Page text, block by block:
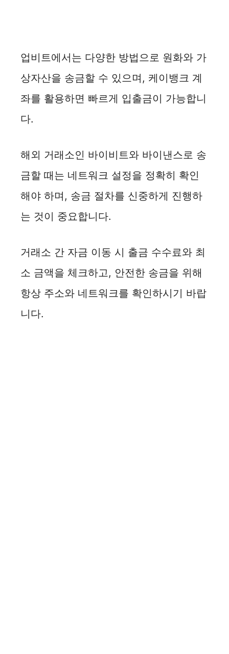
업비트에서는 다양한 방법으로 원화와 가
상자산을 송금할 수 있으며, 케이뱅크 계
좌를 활용하면 빠르게 입출금이 가능합니
다.
해외 거래소인 바이비트와 바이낸스로 송
금할 때는 네트워크 설정을 정확히 확인
해야 하며, 송금 절차를 신중하게 진행하
는 것이 중요합니다.
거래소 간 자금 이동 시 출금 수수료와 최
소 금액을 체크하고, 안전한 송금을 위해
항상 주소와 네트워크를 확인하시기 바랍
니다.